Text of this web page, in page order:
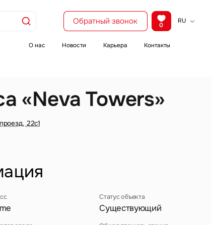
Обратный звонок 0
RU
О нас Новости Карьера Контакты
«Neva Towers»
22с1
Статус объекта
Существующий